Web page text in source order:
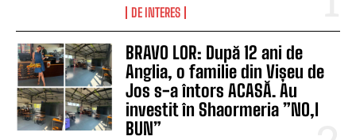
DE INTERES
BRAVO LOR: După 12 ani de
Anglia, o familie din Vișeu de
Jos s-a întors ACASĂ. Au
investit în Shaormeria ”NO,I
BUN”